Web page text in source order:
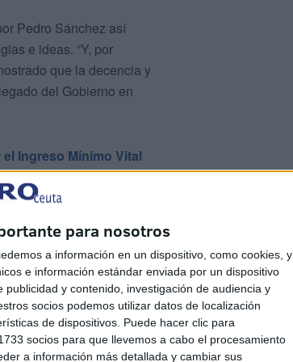
para nosotros
a información en un dispositivo, como cookies, y
e información estándar enviada por un dispositivo
y contenido, investigación de audiencia y
socios podemos utilizar datos de localización
de dispositivos. Puede hacer clic para
socios para que llevemos a cabo el procesamiento
a información más detallada y cambiar sus
Pedro Sánchez así
e ideas. “Y, por
que la decencia y
del Gobierno en
Ingreso Mínimo Vital
de importante signo de
en nuestra
Social se